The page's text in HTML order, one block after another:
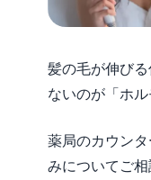
髪の毛が伸び
ないのが「ホル
薬局のカウン
みについてご